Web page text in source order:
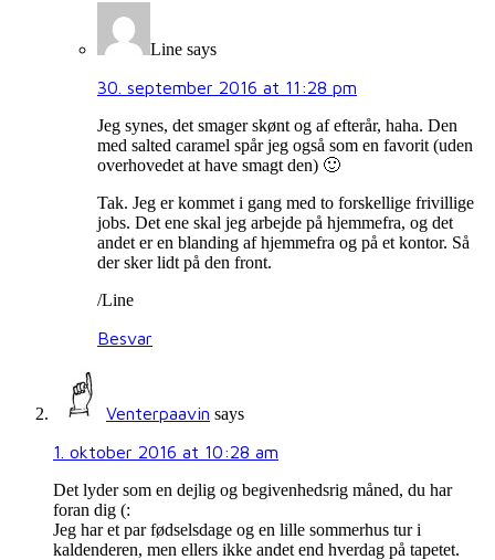
Line says
30. september 2016 at 11:28 pm
Jeg synes, det smager skønt og af efterår, haha. Den
med salted caramel spår jeg også som en favorit (uden
overhovedet at have smagt den) 🙂
Tak. Jeg er kommet i gang med to forskellige frivillige
jobs. Det ene skal jeg arbejde på hjemmefra, og det
andet er en blanding af hjemmefra og på et kontor. Så
der sker lidt på den front.
/Line
Besvar
Venterpaavin says
1. oktober 2016 at 10:28 am
Det lyder som en dejlig og begivenhedsrig måned, du har
foran dig (:
Jeg har et par fødselsdage og en lille sommerhus tur i
kaldenderen, men ellers ikke andet end hverdag på tapetet.